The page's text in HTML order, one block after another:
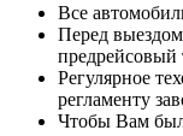
Все
Перед
предрейсовый
Регулярное
регламенту
Чтобы Вам